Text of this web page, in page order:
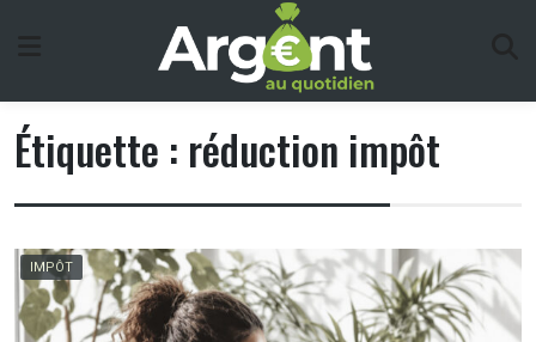
Étiquette : réduction impôt
IMPÔT